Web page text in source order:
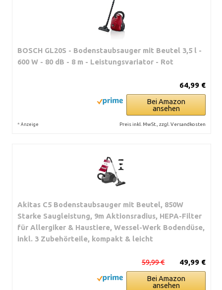
BOSCH GL20S - Bodenstaubsauger mit Beutel 3,5 l -
600 W - 80 dB - 8 m - Leistungsvariator - Rot
64,99 €
Bei Amazon
ansehen
* Anzeige Preis inkl. MwSt., zzgl. Versandkosten
Akitas C5 Bodenstaubsauger mit Beutel, 850W
Starke Saugleistung, 9m Aktionsradius, HEPA-Filter
für Allergiker & Haustiere, Wessel-Werk Bodendüse,
inkl. 3 Zubehörteile, kompakt & leicht
49,99 €
59,99 €
Bei Amazon
ansehen